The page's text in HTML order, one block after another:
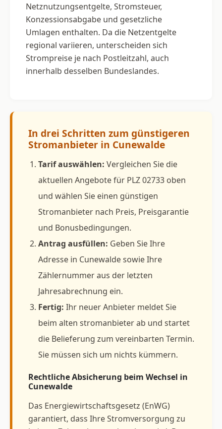
Netznutzungsentgelte, Stromsteuer,
Konzessionsabgabe und gesetzliche
Umlagen enthalten. Da die Netzentgelte
regional variieren, unterscheiden sich
Strompreise je nach Postleitzahl, auch
innerhalb desselben Bundeslandes.
In drei Schritten zum günstigeren
Stromanbieter in Cunewalde
Tarif auswählen: Vergleichen Sie die
aktuellen Angebote für PLZ 02733 oben
und wählen Sie einen günstigen
Stromanbieter nach Preis, Preisgarantie
und Bonusbedingungen.
Antrag ausfüllen: Geben Sie Ihre
Adresse in Cunewalde sowie Ihre
Zählernummer aus der letzten
Jahresabrechnung ein.
Fertig: Ihr neuer Anbieter meldet Sie
beim alten stromanbieter ab und startet
die Belieferung zum vereinbarten Termin.
Sie müssen sich um nichts kümmern.
Rechtliche Absicherung beim Wechsel in
Cunewalde
Das Energiewirtschaftsgesetz (EnWG)
garantiert, dass Ihre Stromversorgung zu